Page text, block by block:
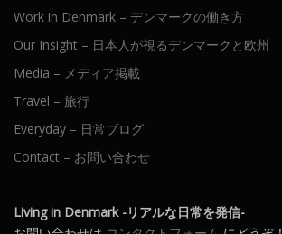
Work in Denmark – デンマークの働き方
Our Insight – 日本人が視るデンマークと欧州
Media – メディア掲載
Travel – 旅行
Everyday – 日常ブログ
Contact – お問い合わせ
Living in Denmark -リアルな日常を発信-